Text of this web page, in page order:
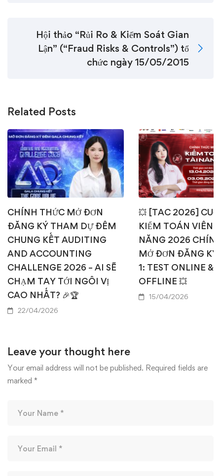
Hội thảo “Rủi Ro & Kiểm Soát Gian
Lận” (“Fraud Risks & Controls”) tổ
chức ngày 15/05/2015
Related Posts
CHÍNH THỨC MỞ ĐƠN
ĐĂNG KÝ THAM DỰ ĐÊM
CHUNG KẾT AUDITING
AND ACCOUNTING
CHALLENGE 2026 – AI SẼ
CHẠM TAY TỚI NGÔI VỊ
CAO NHẤT? 🎉🏆
22/04/2026
💥 [TAC 2026]
KIỂM TOÁN VIÊN
NĂNG 2026
MỞ ĐƠN ĐĂNG KÝ
1: TEST ONLINE &
OFFLINE 💥
15/04/2026
Leave your thought here
Your email address will not be published. Required fields are
marked *